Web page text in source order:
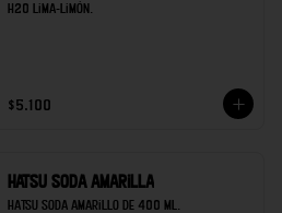
H20 lima-limón.
$5.100
Hatsu soda amarilla
Hatsu soda amarillo de 400 ml.